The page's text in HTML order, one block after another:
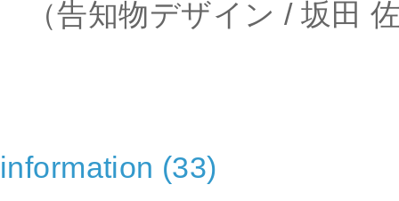
（告知物デザイン / 坂田
information (33)